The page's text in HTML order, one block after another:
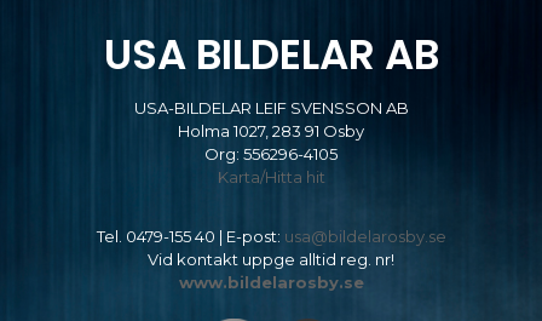
USA BILDELAR AB
USA-BILDELAR LEIF SVENSSON AB
Holma 1027, 283 91 Osby
Org: 556296-4105
Karta/Hitta hit
Tel. 0479-155 40 | E-post: usa@bildelarosby.se
Vid kontakt uppge alltid reg. nr!
www.bildelarosby.se